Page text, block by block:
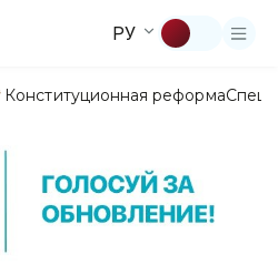
РУ
Конституционная реформа